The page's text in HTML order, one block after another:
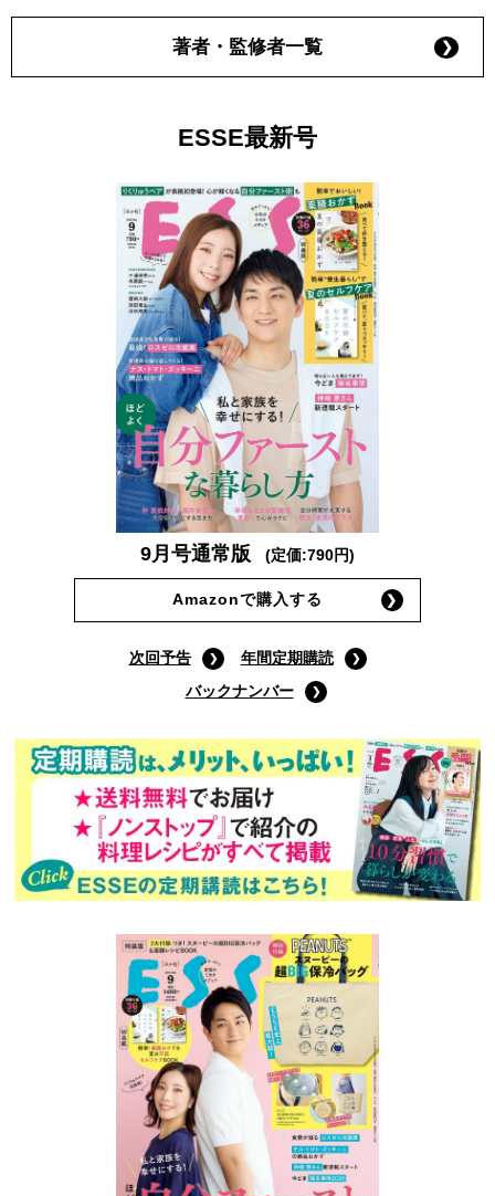
著者・監修者一覧
ESSE最新号
9月号通常版 (定価:790円)
Amazonで購入する
次回予告
年間定期購読
バックナンバー